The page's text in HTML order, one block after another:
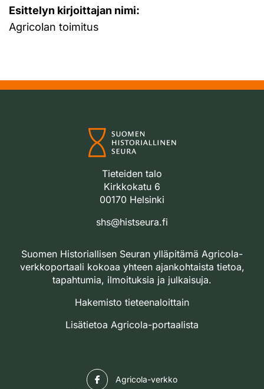
Esittelyn kirjoittajan nimi:
Agricolan toimitus
Tieteiden talo
Kirkkokatu 6
00170 Helsinki
shs@histseura.fi
Suomen Historiallisen Seuran ylläpitämä Agricola-
verkkoportaali kokoaa yhteen ajankohtaista tietoa,
tapahtumia, ilmoituksia ja julkaisuja.
Hakemisto tieteenaloittain
Lisätietoa Agricola-portaalista
Agricola-verkko